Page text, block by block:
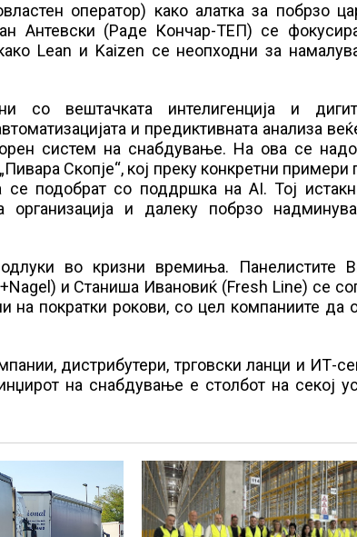
оператор) како алатка за побрзо
Антевски (Раде Кончар-ТЕП) се
Lean и Kaizen се неопходни за
со вештачката интелигенција и
и предиктивната анализа
систем на снабдување. На ова се
Скопје“, кој преку конкретни примери
се подобрат со поддршка на AI. Тој
организација и далеку побрзо
во кризни времиња. Панелистите
и Станиша Ивановиќ (Fresh Line) се
пократки рокови, со цел компаниите да
дистрибутери, трговски ланци и ИТ-
на снабдување е столбот на секој